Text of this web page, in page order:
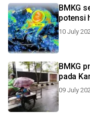
BMKG
potensi
10 July
BMKG
pada
09 July